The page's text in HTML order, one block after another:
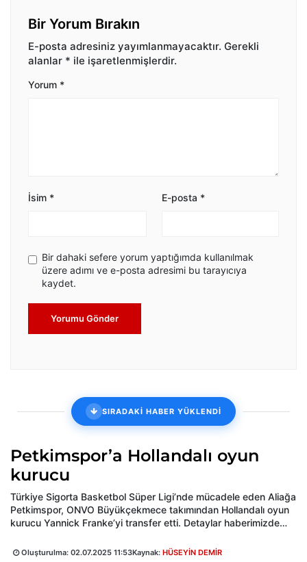
Bir Yorum Bırakın
E-posta adresiniz yayımlanmayacaktır. Gerekli
alanlar * ile işaretlenmişlerdir.
Yorum *
İsim * E-posta *
Bir dahaki sefere yorum yaptığımda kullanılmak
üzere adımı ve e-posta adresimi bu tarayıcıya
kaydet.
Yorumu Gönder
SIRADAKİ HABER YÜKLENDİ
Petkimspor’a Hollandalı oyun
kurucu
Türkiye Sigorta Basketbol Süper Ligi’nde mücadele eden Aliağa
Petkimspor, ONVO Büyükçekmece takımından Hollandalı oyun
kurucu Yannick Franke’yi transfer etti. Detaylar haberimizde…
Oluşturulma: 02.07.2025 11:53Kaynak: HÜSEYİN DEMİR